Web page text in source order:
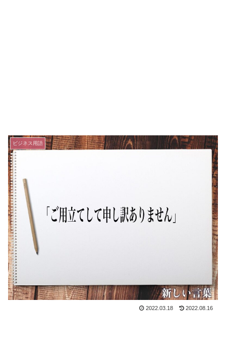
ビジネス用語
2022.03.18 2022.08.16